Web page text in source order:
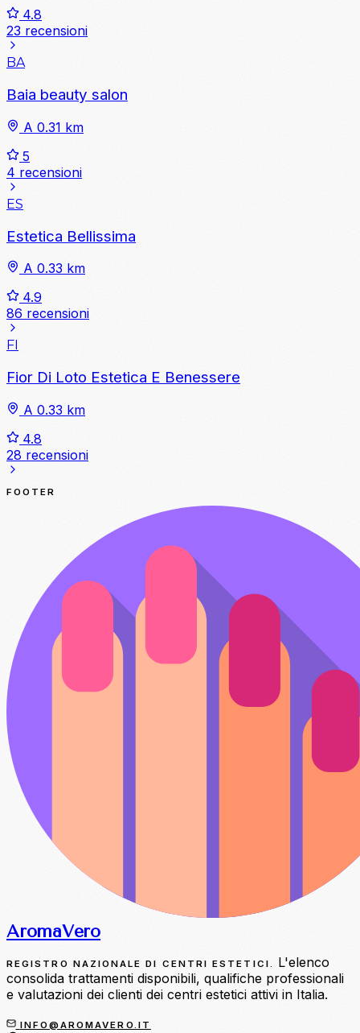
4.8
23 recensioni
BA
Baia beauty salon
A 0.31 km
5
4 recensioni
ES
Estetica Bellissima
A 0.33 km
4.9
86 recensioni
FI
Fior Di Loto Estetica E Benessere
A 0.33 km
4.8
28 recensioni
FOOTER
AromaVero
REGISTRO NAZIONALE DI CENTRI ESTETICI.
L'elenco
consolida trattamenti disponibili, qualifiche professionali
e valutazioni dei clienti dei centri estetici attivi in Italia.
INFO@AROMAVERO.IT